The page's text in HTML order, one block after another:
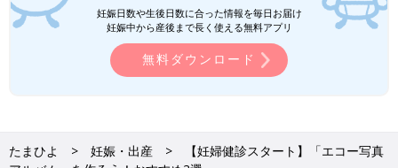
妊娠日数や生後日数に合った情報を毎日お届け
妊娠中から産後まで長く使える無料アプリ
無料ダウンロード
たまひよ 妊娠・出産
【妊婦健診スタート】「エコー写真